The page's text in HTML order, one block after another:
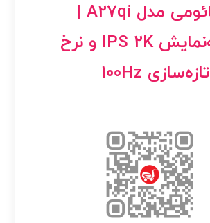
شیائومی مدل A27qi |
صفحه‌نمایش IPS 2K و نرخ
تازه‌سازی 100Hz